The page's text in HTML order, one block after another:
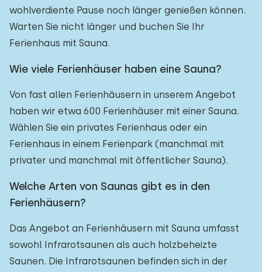
wohlverdiente Pause noch länger genießen können.
Warten Sie nicht länger und buchen Sie Ihr
Ferienhaus mit Sauna.
Wie viele Ferienhäuser haben eine Sauna?
Von fast allen Ferienhäusern in unserem Angebot
haben wir etwa 600 Ferienhäuser mit einer Sauna.
Wählen Sie ein privates Ferienhaus oder ein
Ferienhaus in einem Ferienpark (manchmal mit
privater und manchmal mit öffentlicher Sauna).
Welche Arten von Saunas gibt es in den
Ferienhäusern?
Das Angebot an Ferienhäusern mit Sauna umfasst
sowohl Infrarotsaunen als auch holzbeheizte
Saunen. Die Infrarotsaunen befinden sich in der